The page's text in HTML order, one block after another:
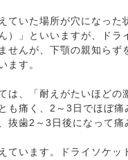
ていた場所が穴になった
）」といいますが、ドラ
せんが、下顎の親知らず
ます。
は、「耐えがたいほどの
も痛く、2～3日でほぼ痛
抜歯2～3日後になって痛
ています。ドライソケッ